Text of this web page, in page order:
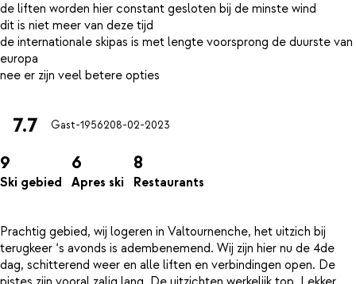
de liften worden hier constant gesloten bij de minste wind
dit is niet meer van deze tijd
de internationale skipas is met lengte voorsprong de duurste van
europa
7.7 Gast-1956208-02-2023
9
Ski gebied
6
Apres ski
8
Restaurants
Prachtig gebied, wij logeren in Valtournenche, het uitzich bij
terugkeer ‘s avonds is adembenemend. Wij zijn hier nu de 4de
dag, schitterend weer en alle liften en verbindingen open. De